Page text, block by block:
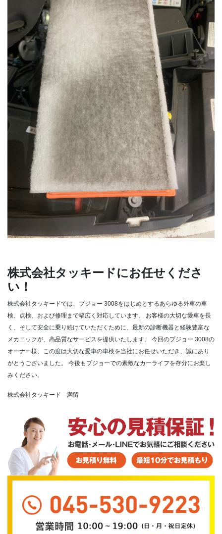
株式会社タッキードにお任せくださ
い！
株式会社タッキードでは、プジョー 3008をはじめとするあらゆる外車の車
検、点検、および修理まで幅広く対応しています。
お客様の大切な愛車を長
く、そして安全に乗り続けていただくために、最新の診断機器と経験豊富な
メカニックが、高品質なサービスを提供いたします。
今回のプジョー 3008の
オーナー様、この度は大切な愛車の車検を当社にお任せいただき、誠にあり
がとうございました。
今後もプジョーでの素敵なカーライフを存分にお楽し
みください。
株式会社タッキード 満留